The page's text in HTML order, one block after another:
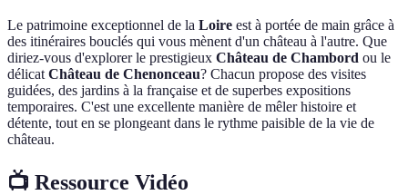
Le patrimoine exceptionnel de la Loire est à portée de main grâce à
des itinéraires bouclés qui vous mènent d'un château à l'autre. Que
diriez-vous d'explorer le prestigieux Château de Chambord ou le
délicat Château de Chenonceau? Chacun propose des visites
guidées, des jardins à la française et de superbes expositions
temporaires. C'est une excellente manière de mêler histoire et
détente, tout en se plongeant dans le rythme paisible de la vie de
château.
📺 Ressource Vidéo